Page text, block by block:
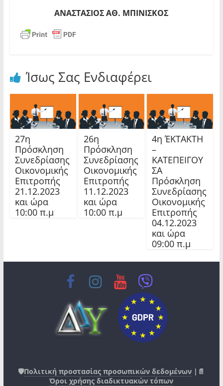
ΑΝΑΣΤΑΣΙΟΣ ΑΘ. ΜΠΙΝΙΣΚΟΣ
Ίσως Σας Ενδιαφέρει
27η
Πρόσκληση
Συνεδρίασης
Οικονομικής
Επιτροπής
21.12.2023
και ώρα
10:00 π.μ
26η
Πρόσκληση
Συνεδρίασης
Οικονομικής
Επιτροπής
11.12.2023
και ώρα
10:00 π.μ
4η ΈΚΤΑΚΤΗ
–
ΚΑΤΕΠΕΙΓΟΥ
ΣΑ
Πρόσκληση
Συνεδρίασης
Οικονομικής
Επιτροπής
04.12.2023
και ώρα
09:00 π.μ
🛡️Πολιτική προστασίας προσωπικών δεδομένων |📄
Όροι χρήσης διαδικτυακών τόπων